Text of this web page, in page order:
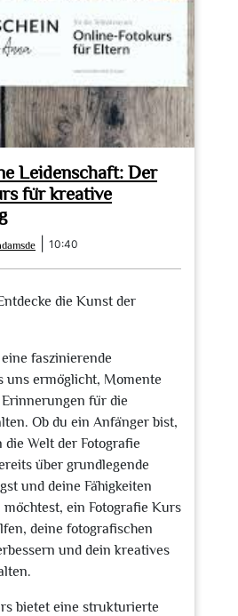
Leidenschaft: Der
für kreative
erwinadamsde
10:40
die Kunst der
faszinierende
uns ermöglicht, Momente
für die
Ob du ein Anfänger bist,
Welt der Fotografie
über grundlegende
und deine Fähigkeiten
ein Fotografie Kurs
deine fotografischen
und dein kreatives
bietet eine strukturierte